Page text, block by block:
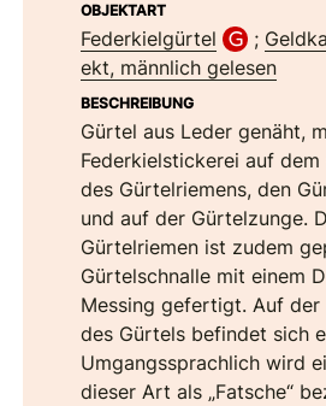
OBJEKTART
Federkielgürtel ;
ekt, männlich gelesen
BESCHREIBUNG
Gürtel aus Leder genäht,
Federkielstickerei auf dem
des Gürtelriemens, den
und auf der Gürtelzunge.
Gürtelriemen ist zudem
Gürtelschnalle mit einem
Messing gefertigt. Auf der
des Gürtels befindet sich
Umgangssprachlich wird
dieser Art als „Fatsche“